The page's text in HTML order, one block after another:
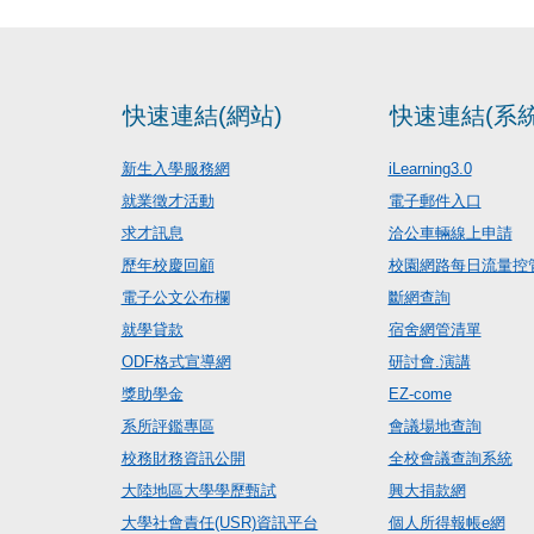
快速連結(網站)
新生入學服務網
就業徵才活動
求才訊息
歷年校慶回顧
電子公文公布欄
就學貸款
ODF格式宣導網
獎助學金
系所評鑑專區
校務財務資訊公開
大陸地區大學學歷甄試
大學社會責任(USR)資訊平台
快速連結(系
iLearning3.0
電子郵件入口
洽公車輛線上申請
校園網路每日流量控
斷網查詢
宿舍網管清單
研討會.演講
EZ-come
會議場地查詢
全校會議查詢系統
興大捐款網
個人所得報帳e網